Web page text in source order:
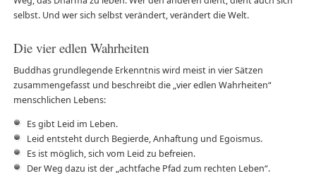
selbst. Und wer sich selbst verändert, verändert die Welt.
Die vier edlen Wahrheiten
Buddhas grundlegende Erkenntnis wird meist in vier Sätzen
zusammengefasst und beschreibt die „vier edlen Wahrheiten“
menschlichen Lebens:
Es gibt Leid im Leben.
Leid entsteht durch Begierde, Anhaftung und Egoismus.
Es ist möglich, sich vom Leid zu befreien.
Der Weg dazu ist der „achtfache Pfad zum rechten Leben“.